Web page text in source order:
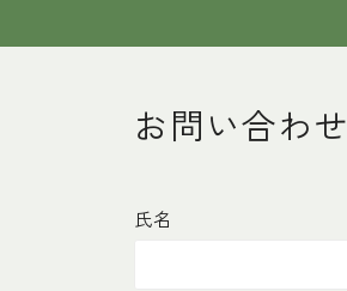
お問い合わせ
氏名